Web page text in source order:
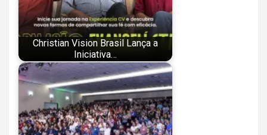
Christian Vision Brasil Lança a
Iniciativa…